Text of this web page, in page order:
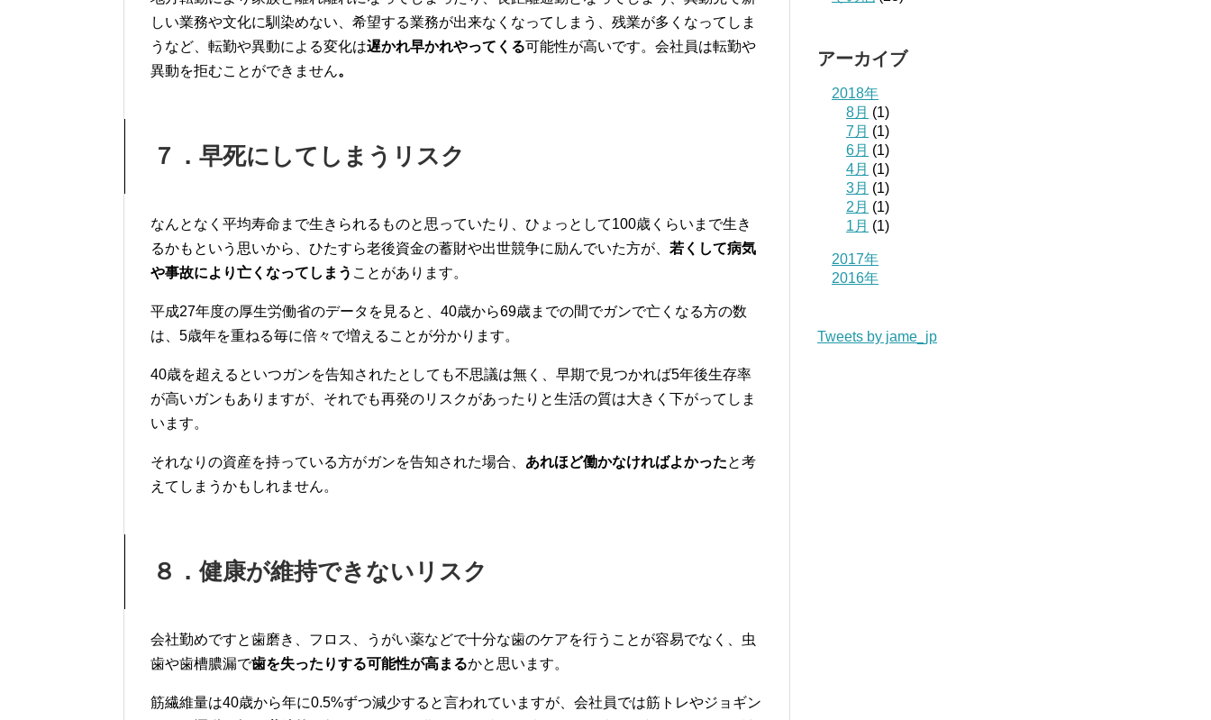
しい業務や文化に馴染めない、 希望する業務が出来なくなってしまう、 残業が多くなってしま
うなど、 転勤や異動による変化は遅かれ早かれやってくる可能性が高いです。 会社員は転勤や
異動を拒むことができません。
７．早死にしてしまうリスク
なんとなく平均寿命まで生きられるものと思っていたり、 ひょっとして100歳くらいまで生き
るかもという思いから、ひたすら老後資金の蓄財や出世競争に励んでいた方が、 若くして病気
や事故により亡くなってしまう ことがあります。
平成27年度の厚生労働省のデータを見ると、 40歳から69歳までの間でガンで亡くなる方の数
は、5歳年を重ねる毎に倍々で増えることが分かります。
40歳を超えるといつガンを告知されたとしても不思議は無く、早期で見つかれば5年後生存率
が高いガンもありますが、それでも再発のリスクがあったりと生活の質は大きく下がってしま
います。
それなりの資産を持っている方がガンを告知された場合、 あれほど働かなければよかったと考
えてしまうかもしれません。
８．健康が維持できないリスク
会社勤めですと歯磨き、フロス、 うがい薬などで十分な歯のケアを行うことが容易でなく、 虫
歯や歯槽膿漏で歯を失ったりする可能性が高まるかと思います。
筋繊維量は40歳から年に0.5%ずつ減少すると言われていますが、 会社員では筋トレやジョギン
アーカイブ
2018年
8月 (1)
7月 (1)
6月 (1)
4月 (1)
3月 (1)
2月 (1)
1月 (1)
2017年
2016年
Tweets by jame_jp